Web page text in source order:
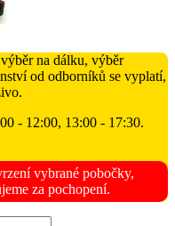
na dálku, výběr
od odborníků se vyplatí,
- 12:00, 13:00 - 17:30.
vybrané pobočky,
za pochopení.